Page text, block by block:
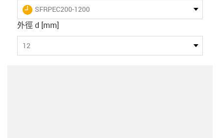
igus-icon-lieferzeit
SFRPEC200-1200
外徑 d [mm]
12